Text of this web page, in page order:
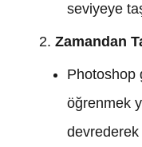
seviyeye
Zamandan
Photoshop
öğrenmek